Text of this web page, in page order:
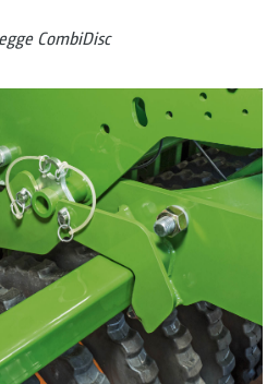
CombiDisc